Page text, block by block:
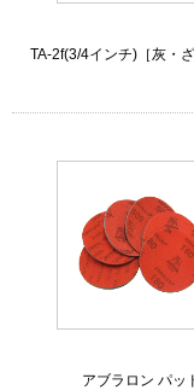
TA-2f(3/4インチ)［灰・ざ
アブラロン パッ